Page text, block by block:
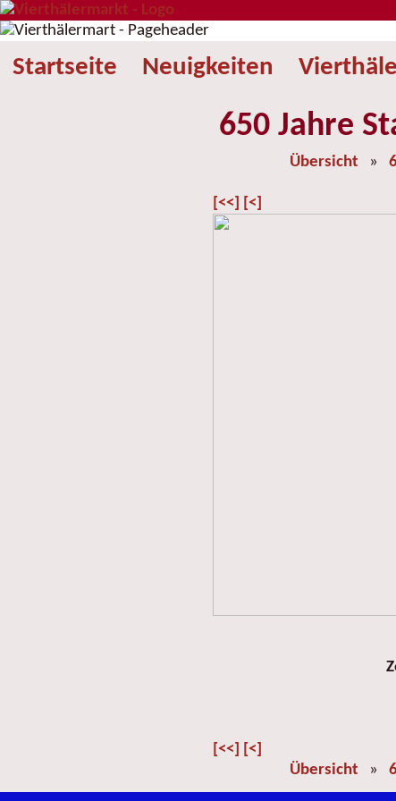
Startseite Neuigkeiten
650 Jahre
Übersicht »
[<<] [<]
[<<] [<]
Übersicht »